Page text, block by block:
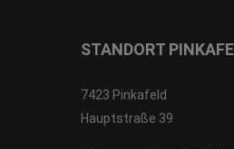
STANDORT
7423 Pinkafeld
Hauptstraße 39